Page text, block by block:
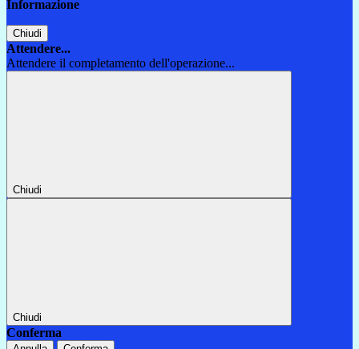
Informazione
Chiudi
Attendere...
Attendere il completamento dell'operazione...
Chiudi
Chiudi
Conferma